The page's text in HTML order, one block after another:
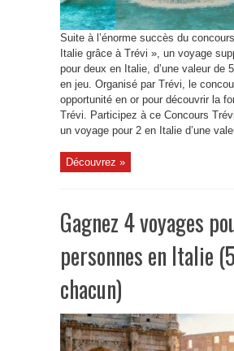
Suite à l’énorme succès du
Italie grâce à Trévi », un voyage
pour deux en Italie, d’une valeur de
en jeu. Organisé par Trévi, le
opportunité en or pour découvrir la
Trévi. Participez à ce Concours
un voyage pour 2 en Italie d’une
Découvrez »
Gagnez 4 voyages
personnes en Italie
chacun)